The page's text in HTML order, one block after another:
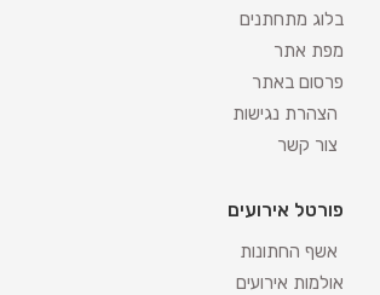
בלוג מתחתנים
מפת אתר
פרסום באתר
הצהרת נגישות
צור קשר
פורטל אירועים
אשף החתונות
אולמות אירועים